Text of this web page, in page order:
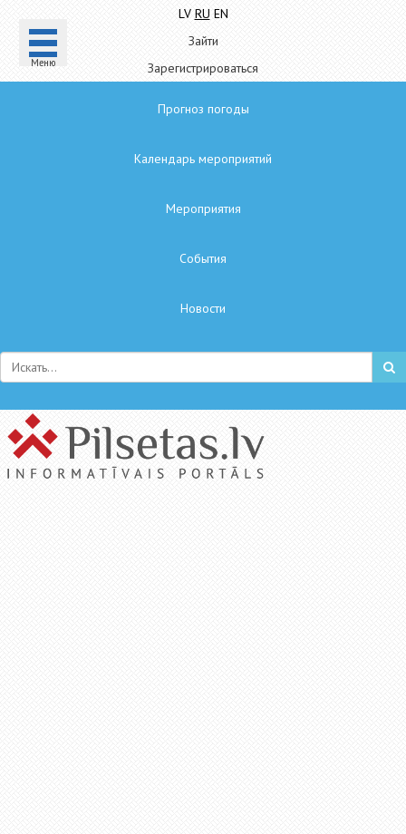
Mеню
LV RU EN
Зайти
Зарегистрироваться
Прогноз погоды
Календарь мероприятий
Мероприятия
Cобытия
Hовости